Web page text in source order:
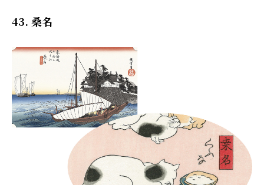
43. 桑名